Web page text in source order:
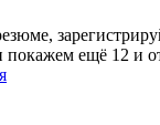
покажем ещё 12 и